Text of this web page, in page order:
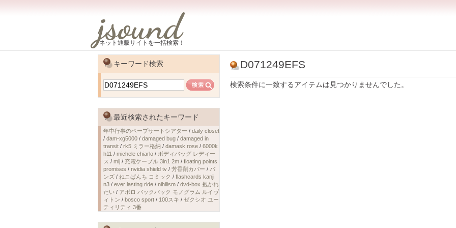
jsound
ネット通販サイトを一括検索！
D071249EFS
検索条件に一致するアイテムは見つかりませんでした。
キーワード検索
最近検索されたキーワード
年中行事のペープサートシアター / daily closet
/ dam-xg5000 / damaged bug / damaged in
transit / rk5 ミラー格納 / damask rose / 6000k
h11 / michele chiarlo / ボディバッグ レディー
ス / mij / 充電ケーブル 3in1 2m / floating points
promises / nvidia shield tv / 芳香剤カバー / バ
ンズ / ねこぱんち コミック / flashcards kanji
n3 / ever lasting ride / nihilism / dvd-box 抱かれ
たい / アポロ バックパック モノグラム ルイヴ
ィトン / bosco sport / 100スキ / ゼクシオ ユー
ティリティ 3番